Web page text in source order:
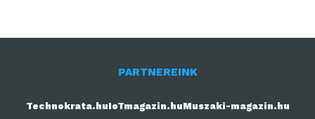
PARTNEREINK
Technokrata.huIoTmagazin.huMuszaki-magazin.hu